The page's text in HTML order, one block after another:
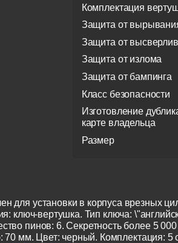
Комплектация
Защита от
Защита от
Защита от излома
Защита от бампинга
Класс безопасности
Изготовление
карте владельца
Размер
для установки в корпуса врезных
ключ-вертушка. Тип ключа:
пинов: 6. Секретность более 5
70 мм. Цвет: черный. Комплектация: